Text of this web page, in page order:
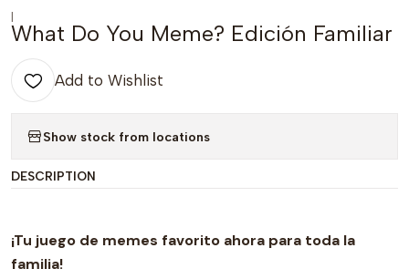
|
What Do You Meme? Edición Familiar
Add to Wishlist
Show stock from locations
DESCRIPTION
¡Tu juego de memes favorito ahora para toda la
familia!